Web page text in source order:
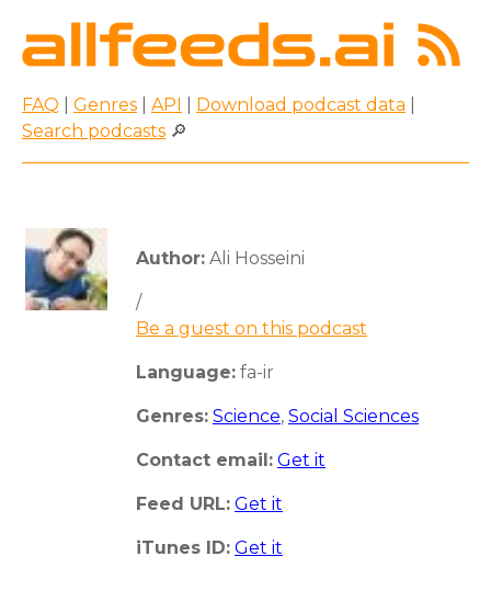
FAQ Genres API Download podcast data
Search podcasts 🔎
Author: Ali Hosseini
/
Be a guest on this podcast
Language: fa-ir
Genres: Science, Social Sciences
Contact email: Get it
Feed URL: Get it
iTunes ID: Get it